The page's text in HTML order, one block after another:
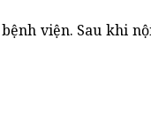
viện. Sau khi